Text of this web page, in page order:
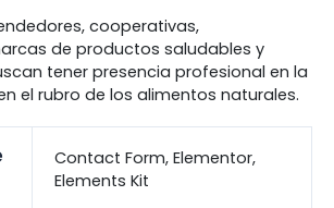
cooperativas,
de productos saludables y
tener presencia profesional en la
el rubro de los alimentos naturales.
Contact Form, Elementor,
Elements Kit